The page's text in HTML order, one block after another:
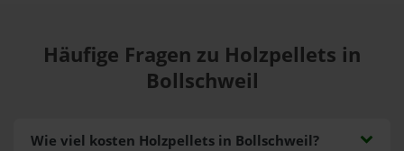
Häufige Fragen zu Holzpellets in
Bollschweil
Wie viel kosten Holzpellets in Bollschweil?